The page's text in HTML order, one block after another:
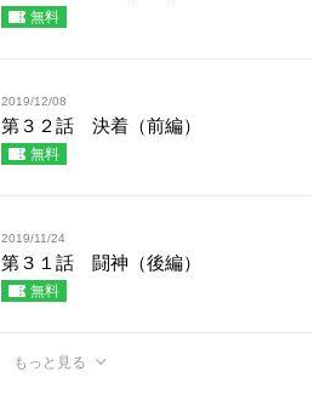
無料
2019/12/08
第３２話 決着（前編）
無料
2019/11/24
第３１話 闘神（後編）
無料
もっと見る